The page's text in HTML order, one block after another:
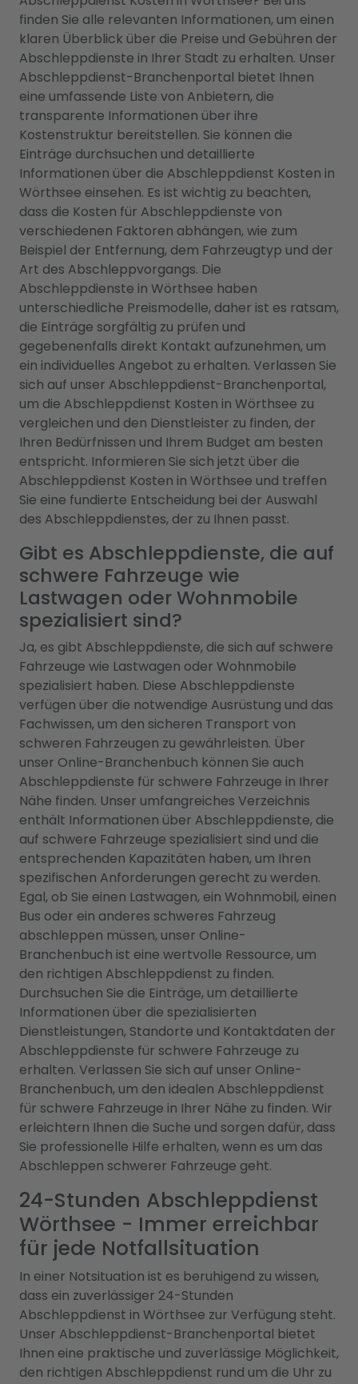
finden Sie alle relevanten Informationen, um einen
klaren Überblick über die Preise und Gebühren der
Abschleppdienste in Ihrer Stadt zu erhalten. Unser
Abschleppdienst-Branchenportal bietet Ihnen
eine umfassende Liste von Anbietern, die
transparente Informationen über ihre
Kostenstruktur bereitstellen. Sie können die
Einträge durchsuchen und detaillierte
Informationen über die Abschleppdienst Kosten in
Wörthsee einsehen. Es ist wichtig zu beachten,
dass die Kosten für Abschleppdienste von
verschiedenen Faktoren abhängen, wie zum
Beispiel der Entfernung, dem Fahrzeugtyp und der
Art des Abschleppvorgangs. Die
Abschleppdienste in Wörthsee haben
unterschiedliche Preismodelle, daher ist es ratsam,
die Einträge sorgfältig zu prüfen und
gegebenenfalls direkt Kontakt aufzunehmen, um
ein individuelles Angebot zu erhalten. Verlassen Sie
sich auf unser Abschleppdienst-Branchenportal,
um die Abschleppdienst Kosten in Wörthsee zu
vergleichen und den Dienstleister zu finden, der
Ihren Bedürfnissen und Ihrem Budget am besten
entspricht. Informieren Sie sich jetzt über die
Abschleppdienst Kosten in Wörthsee und treffen
Sie eine fundierte Entscheidung bei der Auswahl
des Abschleppdienstes, der zu Ihnen passt.
Gibt es Abschleppdienste, die auf
schwere Fahrzeuge wie
Lastwagen oder Wohnmobile
spezialisiert sind?
Ja, es gibt Abschleppdienste, die sich auf schwere
Fahrzeuge wie Lastwagen oder Wohnmobile
spezialisiert haben. Diese Abschleppdienste
verfügen über die notwendige Ausrüstung und das
Fachwissen, um den sicheren Transport von
schweren Fahrzeugen zu gewährleisten. Über
unser Online-Branchenbuch können Sie auch
Abschleppdienste für schwere Fahrzeuge in Ihrer
Nähe finden. Unser umfangreiches Verzeichnis
enthält Informationen über Abschleppdienste, die
auf schwere Fahrzeuge spezialisiert sind und die
entsprechenden Kapazitäten haben, um Ihren
spezifischen Anforderungen gerecht zu werden.
Egal, ob Sie einen Lastwagen, ein Wohnmobil, einen
Bus oder ein anderes schweres Fahrzeug
abschleppen müssen, unser Online-
Branchenbuch ist eine wertvolle Ressource, um
den richtigen Abschleppdienst zu finden.
Durchsuchen Sie die Einträge, um detaillierte
Informationen über die spezialisierten
Dienstleistungen, Standorte und Kontaktdaten der
Abschleppdienste für schwere Fahrzeuge zu
erhalten. Verlassen Sie sich auf unser Online-
Branchenbuch, um den idealen Abschleppdienst
für schwere Fahrzeuge in Ihrer Nähe zu finden. Wir
erleichtern Ihnen die Suche und sorgen dafür, dass
Sie professionelle Hilfe erhalten, wenn es um das
Abschleppen schwerer Fahrzeuge geht.
24-Stunden Abschleppdienst
Wörthsee - Immer erreichbar
für jede Notfallsituation
In einer Notsituation ist es beruhigend zu wissen,
dass ein zuverlässiger 24-Stunden
Abschleppdienst in Wörthsee zur Verfügung steht.
Unser Abschleppdienst-Branchenportal bietet
Ihnen eine praktische und zuverlässige Möglichkeit,
den richtigen Abschleppdienst rund um die Uhr zu